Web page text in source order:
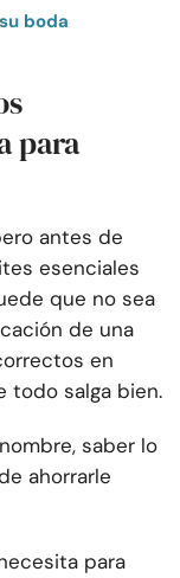
boda
para
antes de
esenciales
que no sea
de una
en
todo salga bien.
saber lo
ahorrarle
para